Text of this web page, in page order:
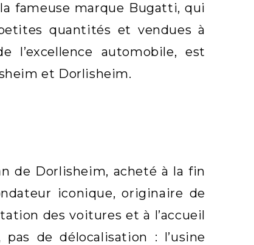
fameuse marque Bugatti, qui
quantités et vendues à
l’excellence automobile, est
et Dorlisheim.
de Dorlisheim, acheté à la fin
iconique, originaire de
des voitures et à l’accueil
de délocalisation : l’usine